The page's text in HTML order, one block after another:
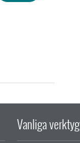
Vanliga verktyg